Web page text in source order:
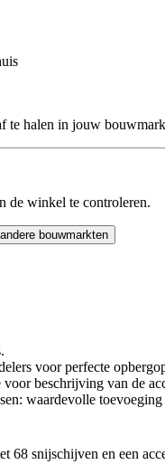
te halen in jouw
de winkel te controleren.
bouwmarkten
voor perfecte
beschrijving van de
waardevolle
68 snijschijven en een